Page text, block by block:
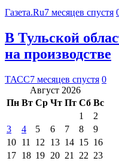
Газета.Ru7 месяцев спустя
В Тульской
на производстве
ТАСС7 месяцев спустя 0
Август 2026
Пн Вт Ср Чт Пт Сб Вс
1
2
3
4 5 6 7 8
9
10 11 12 13 14 15 16
17 18 19 20 21 22 23